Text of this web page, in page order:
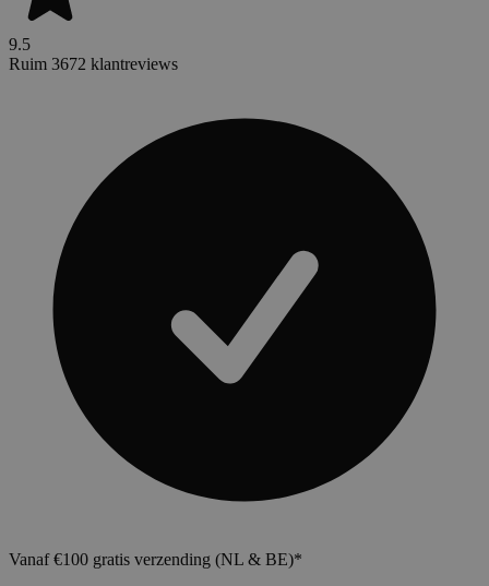
9.5
Ruim 3672 klantreviews
Vanaf €100 gratis verzending (NL & BE)*